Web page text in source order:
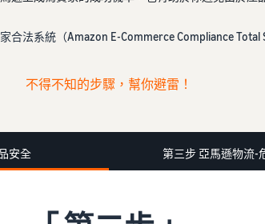
法系統（Amazon E-Commerce Compliance
不得不知的步驟，幫你避雷！
安全 第三步 亞馬遜物流-